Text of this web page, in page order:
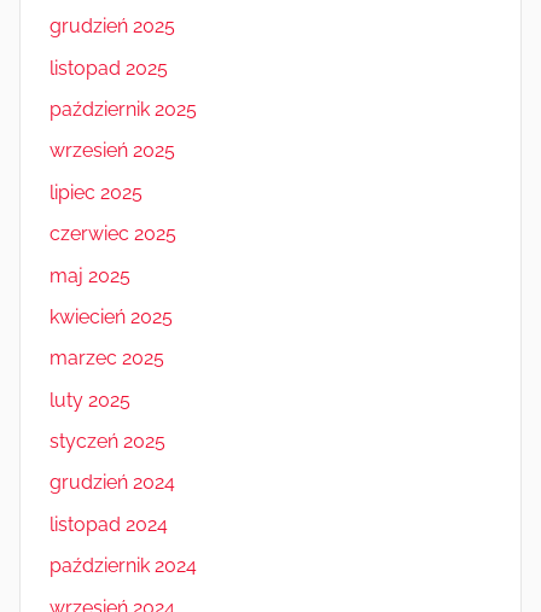
grudzień 2025
listopad 2025
październik 2025
wrzesień 2025
lipiec 2025
czerwiec 2025
maj 2025
kwiecień 2025
marzec 2025
luty 2025
styczeń 2025
grudzień 2024
listopad 2024
październik 2024
wrzesień 2024